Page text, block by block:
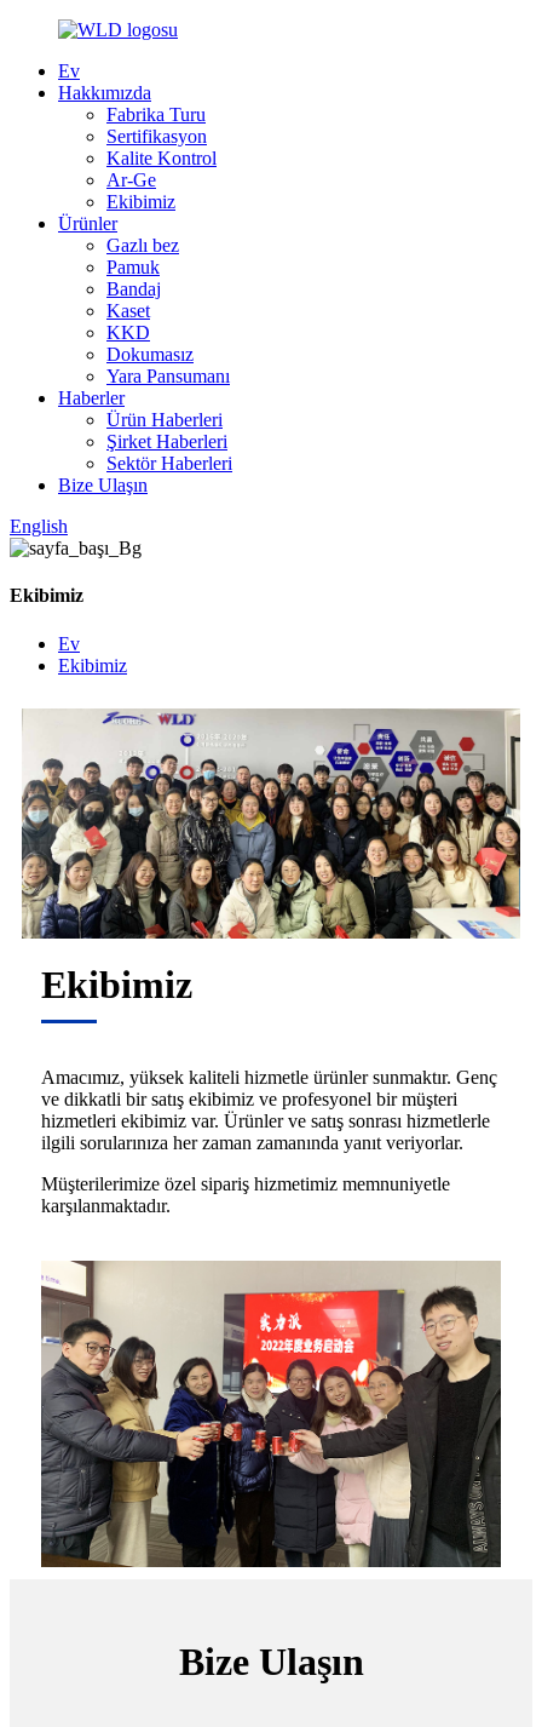
Ev
Hakkımızda
Fabrika Turu
Sertifikasyon
Kalite Kontrol
Ar-Ge
Ekibimiz
Ürünler
Gazlı bez
Pamuk
Bandaj
Kaset
KKD
Dokumasız
Yara Pansumanı
Haberler
Ürün Haberleri
Şirket Haberleri
Sektör Haberleri
Bize Ulaşın
English
Ekibimiz
Ev
Ekibimiz
Ekibimiz
Amacımız, yüksek kaliteli hizmetle ürünler sunmaktır. Genç
ve dikkatli bir satış ekibimiz ve profesyonel bir müşteri
hizmetleri ekibimiz var. Ürünler ve satış sonrası hizmetlerle
ilgili sorularınıza her zaman zamanında yanıt veriyorlar.
Müşterilerimize özel sipariş hizmetimiz memnuniyetle
karşılanmaktadır.
Bize Ulaşın